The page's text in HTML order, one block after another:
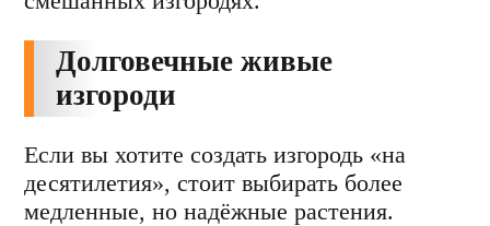
Долговечные живые
изгороди
Если вы хотите создать изгородь «на
десятилетия», стоит выбирать более
медленные, но надёжные растения.